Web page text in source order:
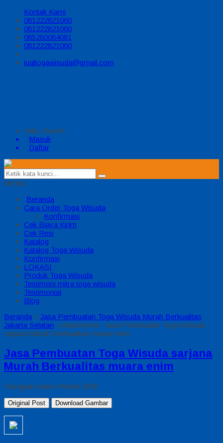
Kontak Kami
081222821060
081222821060
085280084081
081222821060
jualtogawisuda@gmail.com
Halo, Guest!
Masuk
Daftar
MENU
Beranda
Cara Order Toga Wisuda
Konfirmasi
Cek Biaya Kirim
Cek Resi
Katalog
Katalog Toga Wisuda
Konfirmasi
LOKASI
Produk Toga Wisuda
Testimoni mitra toga wisuda
Testimonial
Blog
Beranda » Jasa Pembuatan Toga Wisuda Murah Berkualitas
Jakarta Selatan » Attachment : Jasa Pembuatan Toga Wisuda
sarjana Murah Berkualitas muara enim
Jasa Pembuatan Toga Wisuda sarjana
Murah Berkualitas muara enim
Diunggah pada 9 Maret 2026
Original Post Download Gambar